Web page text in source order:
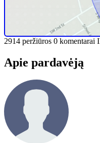
Rekomenduoti draugui
2914 peržiūros 0 komentarai
Apie pardavėją